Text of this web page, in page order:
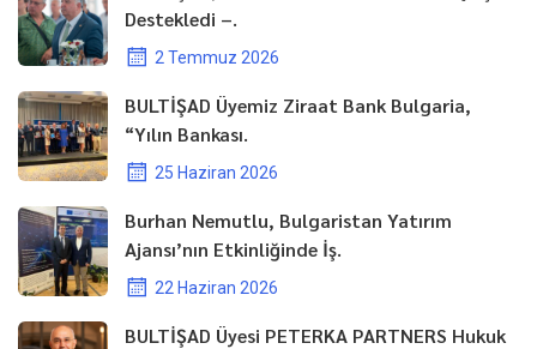
Destekledi –.
2 Temmuz 2026
BULTİŞAD Üyemiz Ziraat Bank Bulgaria,
“Yılın Bankası.
25 Haziran 2026
Burhan Nemutlu, Bulgaristan Yatırım
Ajansı’nın Etkinliğinde İş.
22 Haziran 2026
BULTİŞAD Üyesi PETERKA PARTNERS Hukuk